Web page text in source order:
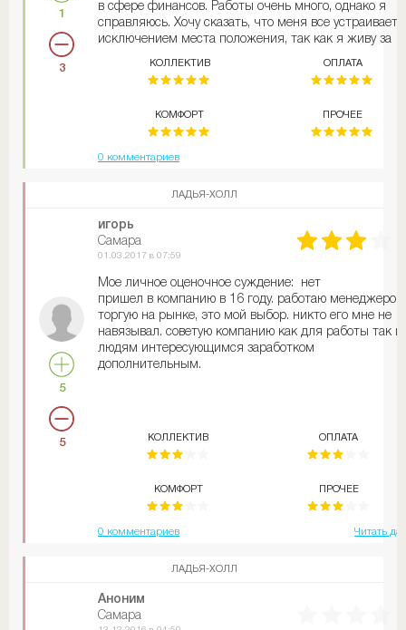
1
3
в сфере финансов. Работы очень много, однако я
справляюсь. Хочу сказать, что меня все устраивает,
исключением места положения, так как я живу за
это не только модно, но и очень перспективно. Всем
советую, пока есть места.
КОЛЛЕКТИВ
КОМФОРТ
ОПЛАТА
ПРОЧЕЕ
0 комментариев
ЛАДЬЯ-ХОЛЛ
5
5
игорь
Самара
01.03.2017 в 07:59
Мое личное оценочное суждение: нет
пришел в компанию в 16 году. работаю
торгую на рынке, это мой выбор. никто его мне не
навязывал. советую компанию как для работы так и
людям интересующимся заработком
дополнительным.
КОЛЛЕКТИВ
КОМФОРТ
ОПЛАТА
ПРОЧЕЕ
0 комментариев Читать
ЛАДЬЯ-ХОЛЛ
Аноним
Самара